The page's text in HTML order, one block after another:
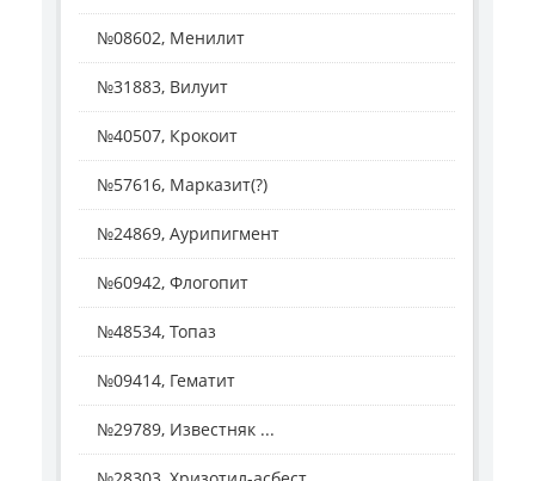
№08602, Менилит
№31883, Вилуит
№40507, Крокоит
№57616, Марказит(?)
№24869, Аурипигмент
№60942, Флогопит
№48534, Топаз
№09414, Гематит
№29789, Известняк ...